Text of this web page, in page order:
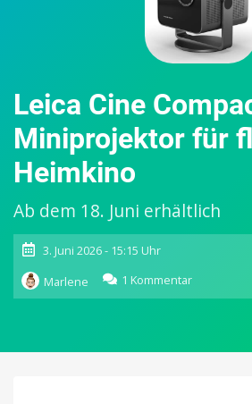
Leica Cine
Miniprojektor für
Heimkino
Ab dem 18. Juni erhältlich
3. Juni 2026 - 15:15 Uhr
Marlene
1 Kommentar
Leica